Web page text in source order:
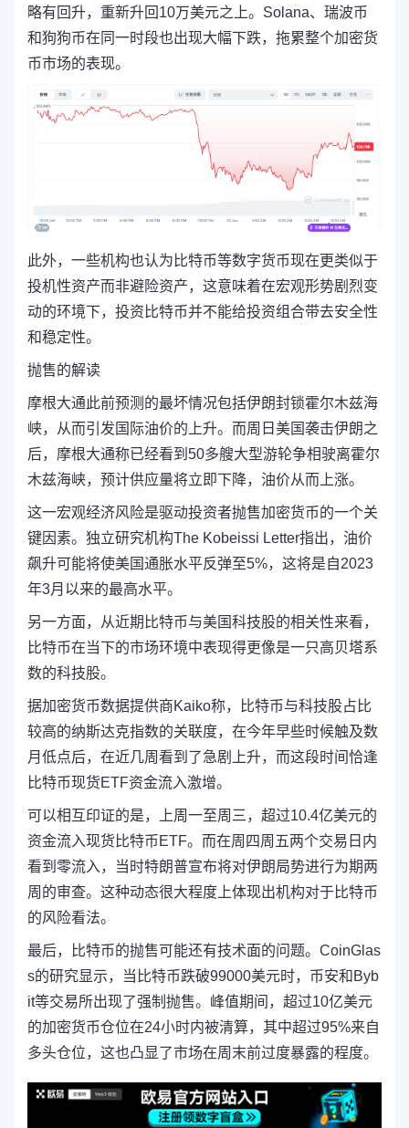
略有回升，重新升回10万美元之上。Solana、瑞波币
和狗狗币在同一时段也出现大幅下跌，拖累整个加密货
币市场的表现。
此外，一些机构也认为比特币等数字货币现在更类似于
投机性资产而非避险资产，这意味着在宏观形势剧烈变
动的环境下，投资比特币并不能给投资组合带去安全性
和稳定性。
抛售的解读
摩根大通此前预测的最坏情况包括伊朗封锁霍尔木兹海
峡，从而引发国际油价的上升。而周日美国袭击伊朗之
后，摩根大通称已经看到50多艘大型游轮争相驶离霍尔
木兹海峡，预计供应量将立即下降，油价从而上涨。
这一宏观经济风险是驱动投资者抛售加密货币的一个关
键因素。独立研究机构The Kobeissi Letter指出， 油价
飙升可能将使美国通胀水平反弹至5%，这将是自2023
年3月以来的最高水平。
另一方面，从近期比特币与美国科技股的相关性来看，
比特币在当下的市场环境中表现得更像是一只高贝塔系
数的科技股。
据加密货币数据提供商Kaiko称，比特币与科技股占比
较高的纳斯达克指数的关联度，在今年早些时候触及数
月低点后，在近几周看到了急剧上升，而这段时间恰逢
比特币现货ETF资金流入激增。
可以相互印证的是，上周一至周三，超过10.4亿美元的
资金流入现货比特币ETF。而在周四周五两个交易日内
看到零流入，当时特朗普宣布将对伊朗局势进行为期两
周的审查。这种动态很大程度上体现出机构对于比特币
的风险看法。
最后，比特币的抛售可能还有技术面的问题。CoinGlas
s的研究显示，当比特币跌破99000美元时，币安和Byb
it等交易所出现了强制抛售。峰值期间，超过10亿美元
的加密货币仓位在24小时内被清算，其中超过95%来自
多头仓位，这也凸显了市场在周末前过度暴露的程度。